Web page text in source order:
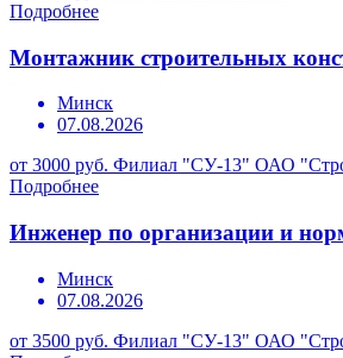
Подробнее
Монтажник строительных
Минск
07.08.2026
от 3000 руб. Филиал "СУ-13" ОАО
Подробнее
Инженер по организации и
Минск
07.08.2026
от 3500 руб. Филиал "СУ-13" ОАО